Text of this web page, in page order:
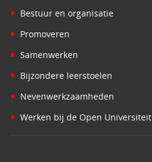
• Bestuur en organisatie
• Promoveren
• Samenwerken
• Bijzondere leerstoelen
• Nevenwerkzaamheden
• Werken bij de Open Universiteit